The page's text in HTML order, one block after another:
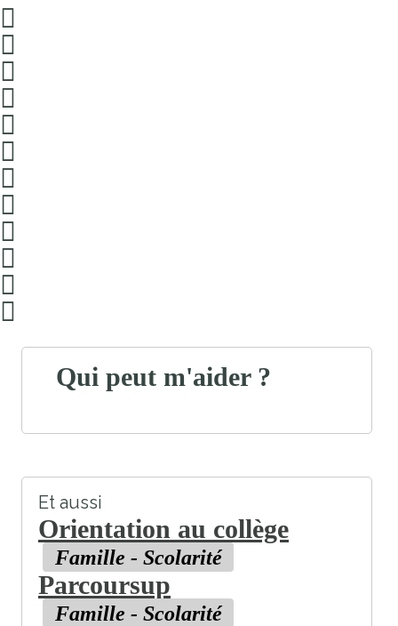
Qui peut m'aider ?
Et aussi
Orientation au collège
Famille - Scolarité
Parcoursup
Famille - Scolarité